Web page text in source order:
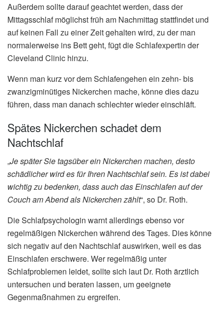
Außerdem sollte darauf geachtet werden, dass der
Mittagsschlaf möglichst früh am Nachmittag stattfindet und
auf keinen Fall zu einer Zeit gehalten wird, zu der man
normalerweise ins Bett geht, fügt die Schlafexpertin der
Cleveland Clinic hinzu.
Wenn man kurz vor dem Schlafengehen ein zehn- bis
zwanzigminütiges Nickerchen mache, könne dies dazu
führen, dass man danach schlechter wieder einschläft.
Spätes Nickerchen schadet dem
Nachtschlaf
„Je später Sie tagsüber ein Nickerchen machen, desto
schädlicher wird es für Ihren Nachtschlaf sein. Es ist dabei
wichtig zu bedenken, dass auch das Einschlafen auf der
Couch am Abend als Nickerchen zählt“, so Dr. Roth.
Die Schlafpsychologin warnt allerdings ebenso vor
regelmäßigen Nickerchen während des Tages. Dies könne
sich negativ auf den Nachtschlaf auswirken, weil es das
Einschlafen erschwere. Wer regelmäßig unter
Schlafproblemen leidet, sollte sich laut Dr. Roth ärztlich
untersuchen und beraten lassen, um geeignete
Gegenmaßnahmen zu ergreifen.